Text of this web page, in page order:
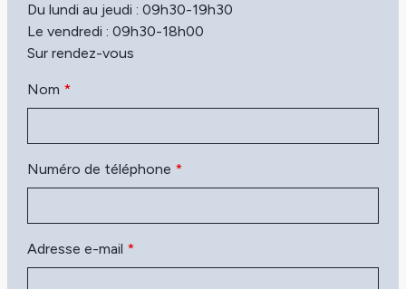
Du lundi au jeudi : 09h30-19h30
Le vendredi : 09h30-18h00
Sur rendez-vous
Nom *
Numéro de téléphone *
Adresse e-mail *